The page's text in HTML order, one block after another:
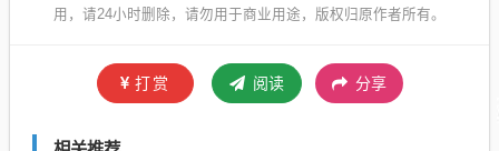
用，请24小时删除，请勿用于商业用途，版权归原作者所有。
打赏 阅读 分享